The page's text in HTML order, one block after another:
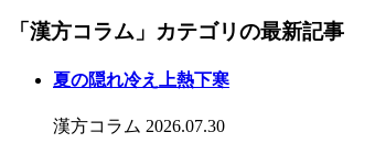
「漢方コラム」カテゴリの最新記事
夏の隠れ冷え上熱下寒
漢方コラム 2026.07.30